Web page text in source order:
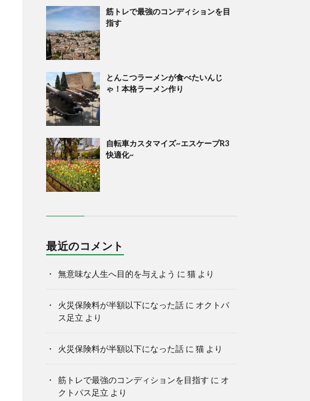
筋トレで最強のコンディションを目
指す
とんこつラーメンが食べたいんじ
ゃ！本格ラーメン作り
自転車カスタマイズ~エスケープR3
快適化~
最近のコメント
無意味な人生へ目的を与えよう に 猫 より
火災保険料が半額以下になった話 に オクトパ
ス足立 より
火災保険料が半額以下になった話 に 猫 より
筋トレで最強のコンディションを目指す に オ
クトパス足立 より